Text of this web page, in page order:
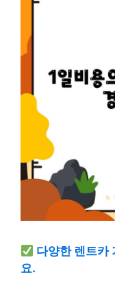
다양한 렌트카
요.